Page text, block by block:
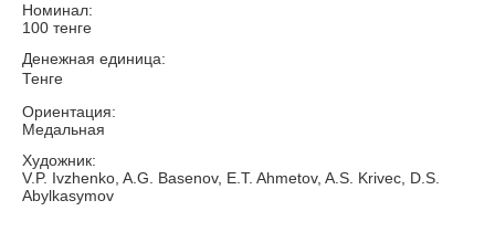
Номинал:
100 тенге
Денежная единица:
Тенге
Ориентация:
Медальная
Художник:
V.P. Ivzhenko, A.G. Basenov, E.T. Ahmetov, A.S. Krivec, D.S.
Abylkasymov